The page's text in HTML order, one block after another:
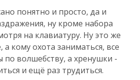
понятно и просто, да и
ну кроме набора
на клавиатуру. Ну это же
а кому охота заниматься, все
по волшебству, а хренушки -
и ещё раз трудиться.